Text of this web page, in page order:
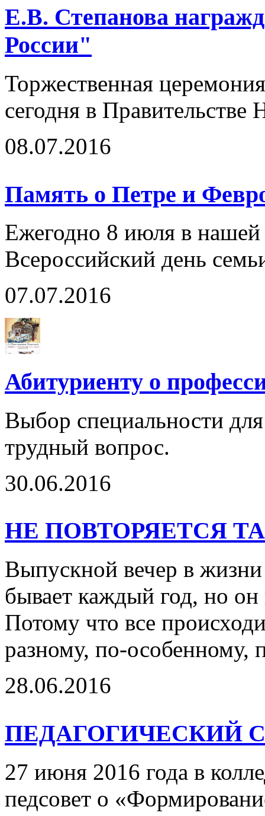
Е.В. Степанова
России"
Торжественная
сегодня в
08.07.2016
Память о Петре и
Ежегодно 8 июля в нашей
Всероссийский день
07.07.2016
Абитуриенту о
Выбор специальности
трудный вопрос.
30.06.2016
НЕ ПОВТОРЯЕТСЯ
Выпускной вечер в жизни
бывает каждый год, но
Потому что все
разному, по-
28.06.2016
ПЕДАГОГИЧЕСКИЙ
27 июня 2016 года в
педсовет о